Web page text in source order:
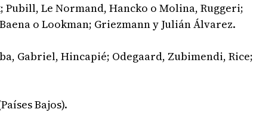
Le Normand, Hancko o Molina, Ruggeri;
o Lookman; Griezmann y Julián Álvarez.
Gabriel, Hincapié; Odegaard, Zubimendi, Rice;
Bajos).